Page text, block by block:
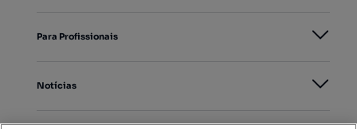
Para Profissionais
Notícias